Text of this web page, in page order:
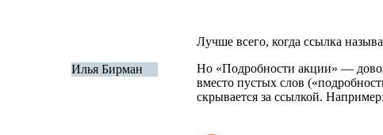
Илья Бирман
Лучше всего, когда ссылка
Но «Подробности акции» —
вместо пустых слов (
скрывается за ссылкой. Например: